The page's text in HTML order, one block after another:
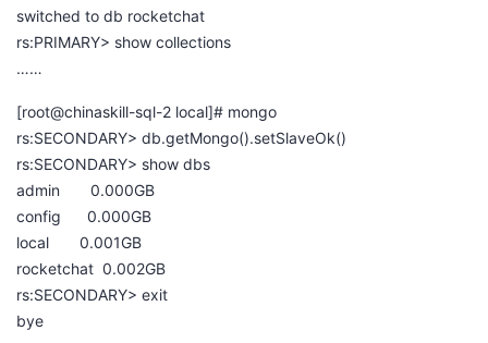
switched to db rocketchat
rs:PRIMARY> show collections
……
[root@chinaskill-sql-2 local]# mongo
rs:SECONDARY> db.getMongo().setSlaveOk()
rs:SECONDARY> show dbs
admin 0.000GB
config 0.000GB
local 0.001GB
rocketchat 0.002GB
rs:SECONDARY> exit
bye